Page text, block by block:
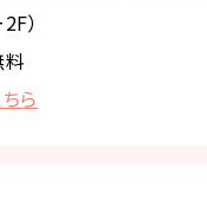
）
ら